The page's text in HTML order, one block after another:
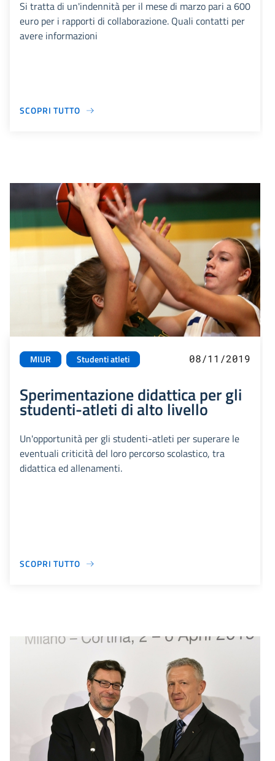
Si tratta di un'indennità per il mese di marzo pari a 600
euro per i rapporti di collaborazione. Quali contatti per
avere informazioni
SCOPRI TUTTO
MIUR Studenti atleti 08/11/2019
Sperimentazione didattica per gli
studenti-atleti di alto livello
Un'opportunità per gli studenti-atleti per superare le
eventuali criticità del loro percorso scolastico, tra
didattica ed allenamenti.
SCOPRI TUTTO